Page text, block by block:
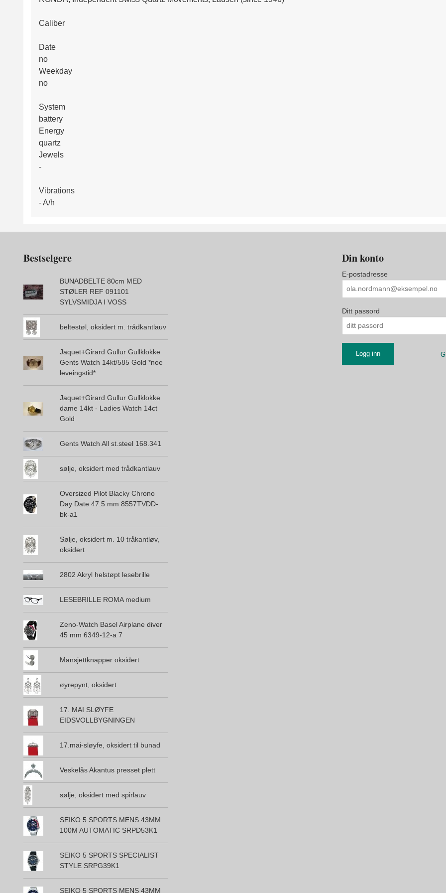
Caliber
Date
no
Weekday
no
System
battery
Energy
quartz
Jewels
-
Vibrations
- A/h
Bestselgere
BUNADBELTE 80cm MED
STØLER REF 091101
SYLVSMIDJA I VOSS
beltestøl, oksidert m. trådkantlauv
Jaquet+Girard Gullur Gullklokke
Gents Watch 14kt/585 Gold *noe
leveingstid*
Jaquet+Girard Gullur Gullklokke
dame 14kt - Ladies Watch 14ct
Gold
Gents Watch All st.steel 168.341
sølje, oksidert med trådkantlauv
Oversized Pilot Blacky Chrono
Day Date 47.5 mm 8557TVDD-
bk-a1
Sølje, oksidert m. 10 tråkantløv,
oksidert
2802 Akryl helstøpt lesebrille
LESEBRILLE ROMA medium
Zeno-Watch Basel Airplane diver
45 mm 6349-12-a 7
Mansjettknapper oksidert
øyrepynt, oksidert
17. MAI SLØYFE
EIDSVOLLBYGNINGEN
17.mai-sløyfe, oksidert til bunad
Veskelås Akantus presset plett
sølje, oksidert med spirlauv
SEIKO 5 SPORTS MENS 43MM
100M AUTOMATIC SRPD53K1
SEIKO 5 SPORTS SPECIALIST
STYLE SRPG39K1
SEIKO 5 SPORTS MENS 43MM
Din konto
E-postadresse
Ditt passord